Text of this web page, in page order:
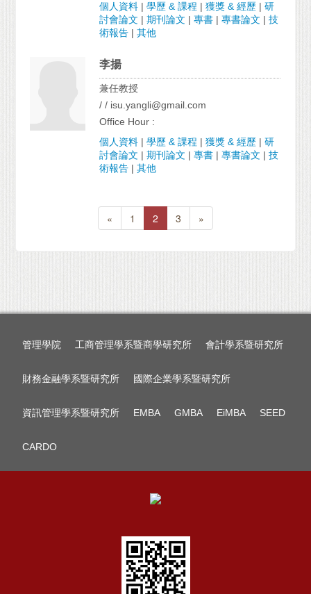
個人資料 |學歷 & 課程 |獲獎 & 經歷 |研
討會論文 |期刊論文 |專書 |專書論文 |技
術報告 |其他
李揚
兼任教授
/ / isu.yangli@gmail.com
Office Hour :
個人資料 |學歷 & 課程 |獲獎 & 經歷 |研
討會論文 |期刊論文 |專書 |專書論文 |技
術報告 |其他
« 1 2 3 »
管理學院 工商管理學系暨商學研究所 會計學系暨研究所
財務金融學系暨研究所 國際企業學系暨研究所
資訊管理學系暨研究所 EMBA GMBA EiMBA SEED
CARDO